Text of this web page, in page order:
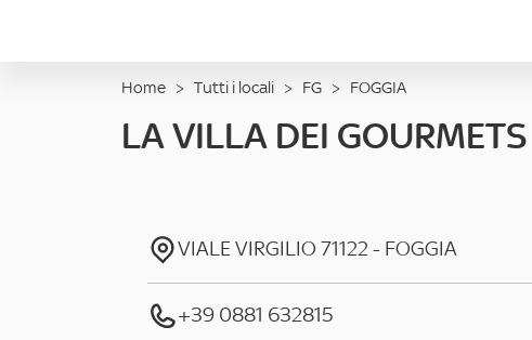
Home > Tutti i locali > FG > FOGGIA
LA VILLA DEI GOURMETS
VIALE VIRGILIO 71122- FOGGIA
+39 0881 632815